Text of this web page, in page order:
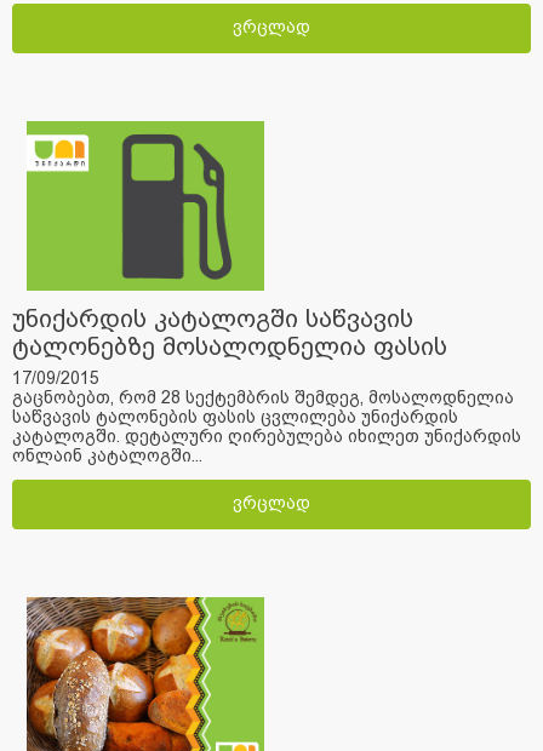
ვრცლად
უნიქარდის კატალოგში საწვავის
ტალონებზე მოსალოდნელია ფასის
ცვლილება
17/09/2015
გაცნობებთ, რომ 28 სექტემბრის შემდეგ, მოსალოდნელია
საწვავის ტალონების ფასის ცვლილება უნიქარდის
კატალოგში. დეტალური ღირებულება იხილეთ უნიქარდის
ონლაინ კატალოგში...
ვრცლად